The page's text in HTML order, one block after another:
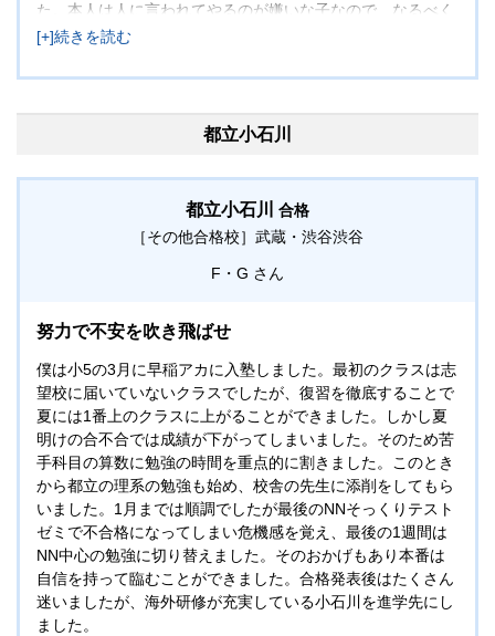
た。本人は人に言われてやるのが嫌いな子なので、なるべく
口出しをしないで本人に任せました。6年生の夏期講習会の
したが、その後のテストでいい結果を得られませんでした。
めずに前を向いて頑張れるように力を貸してくださいまし
た。受験直前、先生や塾の仲間たちと合格に向かって頑張る
甲斐があり、第一志望に合格することができました。中学受
験を経験して、親子ともども貴重な経験をすることができま
都立小石川
都立小石川 合格
［その他合格校］ 武蔵・渋谷渋谷
F・G
努力で不安を吹き飛ばせ
僕は小5の3月に早稲アカに入塾しました。最初のクラスは志
望校に届いていないクラスでしたが、復習を徹底することで
夏には1番上のクラスに上がることができました。しかし夏
明けの合不合では成績が下がってしまいました。そのため苦
手科目の算数に勉強の時間を重点的に割きました。このとき
から都立の理系の勉強も始め、校舎の先生に添削をしてもら
いました。1月までは順調でしたが最後のNNそっくりテスト
ゼミで不合格になってしまい危機感を覚え、最後の1週間は
NN中心の勉強に切り替えました。そのおかげもあり本番は
自信を持って臨むことができました。合格発表後はたくさん
迷いましたが、海外研修が充実している小石川を進学先にし
ました。